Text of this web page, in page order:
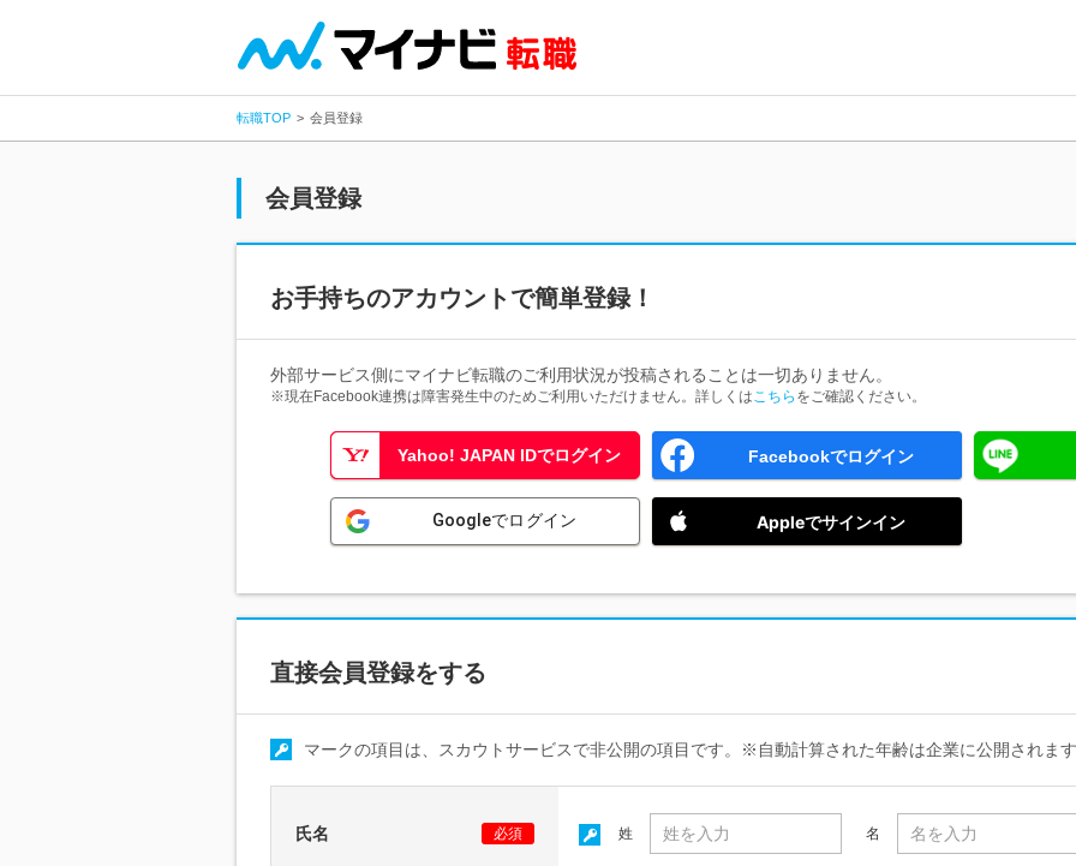
転職TOP 会員登録
会員登録
お手持ちのアカウントで簡単登録！
外部サービス側にマイナビ転職のご利用状況が投稿されることは一切ありません。
※現在Facebook連携は障害発生中のためご利用いただけません。詳しくはこちら をご確認ください。
Yahoo! JAPAN IDでログイン Facebookでログイン
Googleでログイン Appleでサインイン
直接会員登録をする
マークの項目は、スカウトサービスで非公開の項目です。※自動計算された年齢は企業に公開されま
氏名 必須 姓 名